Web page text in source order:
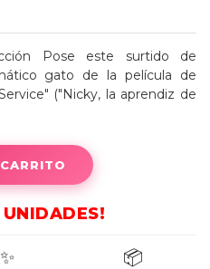
Pose este surtido de
gato de la película de
("Nicky, la aprendiz de
UNIDADES!
✨ 📦